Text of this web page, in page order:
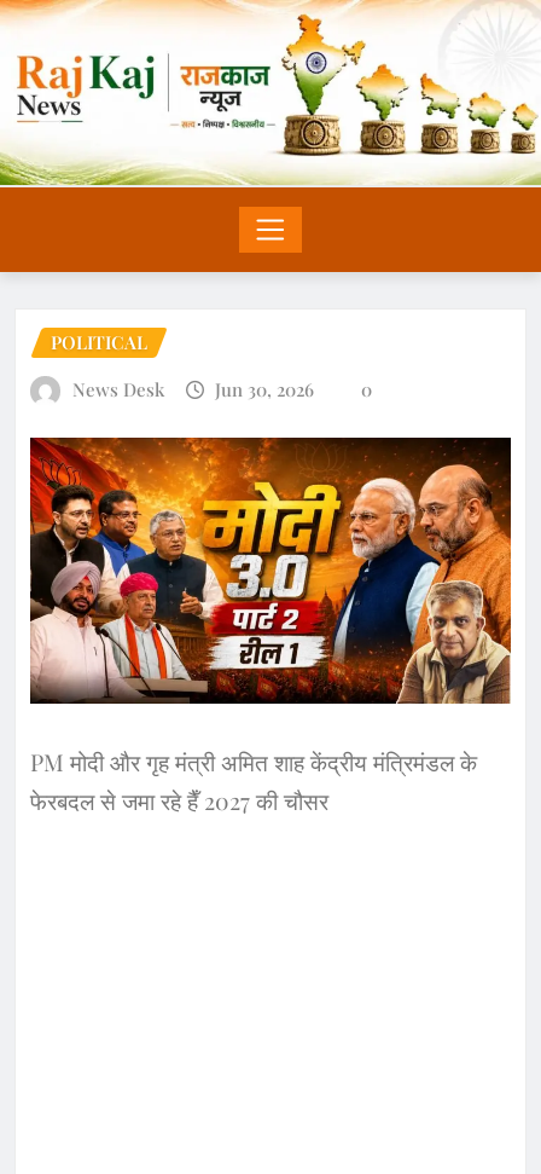
POLITICAL
News Desk
Jun 30, 2026 0
PM मोदी और गृह मंत्री अमित शाह केंद्रीय मंत्रिमंडल के
फेरबदल से जमा रहे हैँ 2027 की चौसर